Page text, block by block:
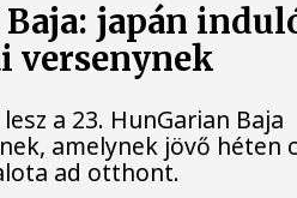
japán
versenynek
a 23. HunGarian Baja
amelynek jövő
ad otthont.